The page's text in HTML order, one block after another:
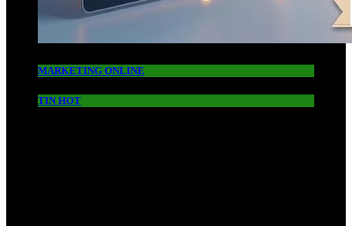
MARKETING ONLINE
TIN HOT